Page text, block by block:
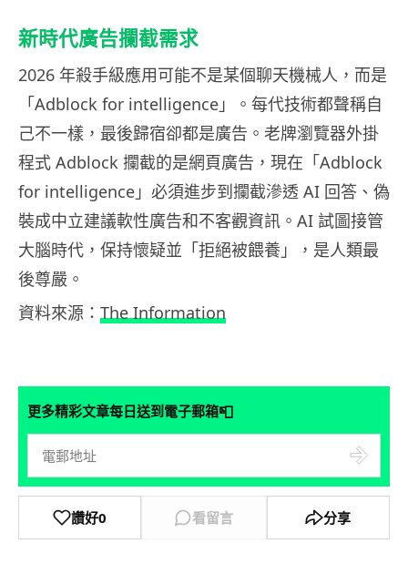
新時代廣告攔截需求
2026 年殺手級應用可能不是某個聊天機械人，而是
「Adblock for intelligence」。每代技術都聲稱自
己不一樣，最後歸宿卻都是廣告。老牌瀏覽器外掛
程式 Adblock 攔截的是網頁廣告，現在「Adblock
for intelligence」必須進步到攔截滲透 AI 回答、偽
裝成中立建議軟性廣告和不客觀資訊。AI 試圖接管
大腦時代，保持懷疑並「拒絕被餵養」，是人類最
後尊嚴。
資料來源： The Information
更多精彩文章每日送到電子郵箱📮
讚好0 看留言 分享